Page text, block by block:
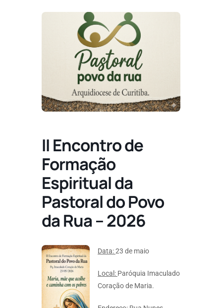
II Encontro de
Formação
Espiritual da
Pastoral do Povo
da Rua – 2026
Data:23 de maio
Local: Paróquia Imaculado
Coração de Maria.